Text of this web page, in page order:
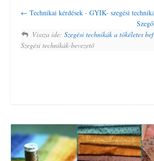
Technikai kérdések - GYIK- szegési
Vissza ide:Szegési technikák a tökéletes
Szegési technikák-bevezető